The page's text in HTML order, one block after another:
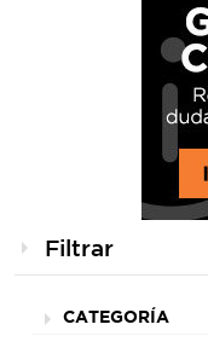
Filtrar
CATEGORÍA